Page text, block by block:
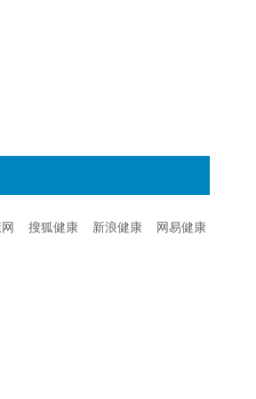
搜狐健康 新浪健康
网易健康